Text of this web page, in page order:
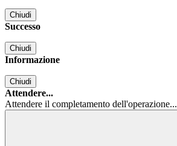
Chiudi
Successo
Chiudi
Informazione
Chiudi
Attendere...
Attendere il completamento dell'operazione...